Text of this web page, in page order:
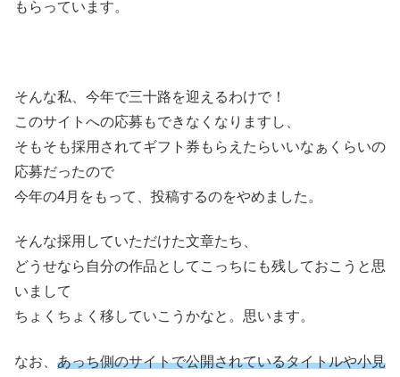
もらっています。
そんな私、今年で三十路を迎えるわけで！
このサイトへの応募もできなくなりますし、
そもそも採用されてギフト券もらえたらいいなぁくらいの
応募だったので
今年の4月をもって、投稿するのをやめました。
そんな採用していただけた文章たち、
どうせなら自分の作品としてこっちにも残しておこうと思
いまして
ちょくちょく移していこうかなと。思います。
なお、 あっち側のサイトで公開されているタイトルや小見